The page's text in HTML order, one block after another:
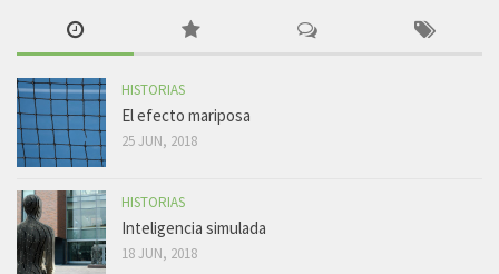
HISTORIAS
El efecto mariposa
25 JUN, 2018
HISTORIAS
Inteligencia simulada
18 JUN, 2018